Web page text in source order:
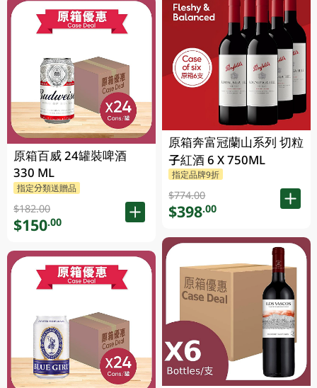
原箱百威 24罐裝啤酒
330 ML
指定分類送贈品
$182.00
$150.00
原箱奔富冠蘭山系列 切粒
子紅酒 6 X 750ML
指定品牌9折
$774.00
$398.00